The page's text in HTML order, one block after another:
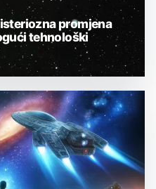
promjena
tehnološki